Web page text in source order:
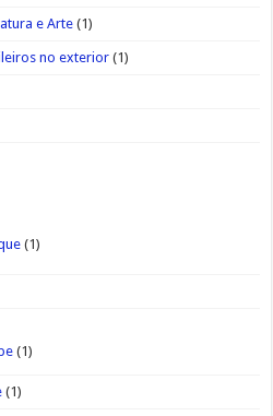
e Arte (1)
no exterior (1)
(1)
(1)
(1)